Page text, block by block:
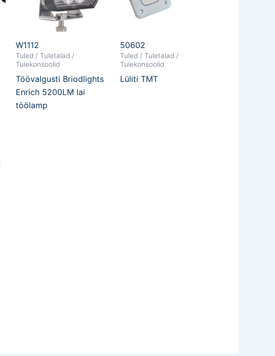
W1112
Tuled / Tuletalad /
Tulekonsoolid
Töövalgusti Briodlights
Enrich 5200LM lai
töölamp
50602
Tuled / Tuletalad /
Tulekonsoolid
Lüliti TMT